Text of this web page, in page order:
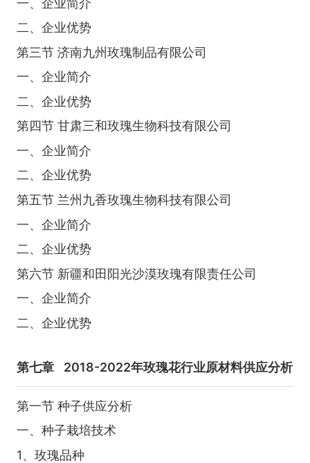
二、企业优势
第三节 济南九州玫瑰制品有限公司
一、企业简介
二、企业优势
第四节 甘肃三和玫瑰生物科技有限公司
一、企业简介
二、企业优势
第五节 兰州九香玫瑰生物科技有限公司
一、企业简介
二、企业优势
第六节 新疆和田阳光沙漠玫瑰有限责任公司
一、企业简介
二、企业优势
第七章 2018-2022年玫瑰花行业原材料供应分析
第一节 种子供应分析
一、种子栽培技术
1、玫瑰品种